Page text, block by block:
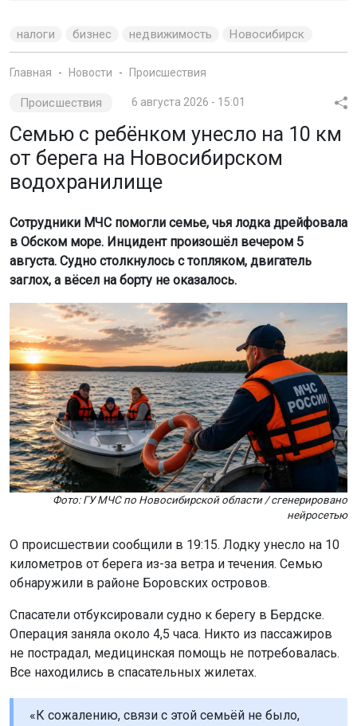
налоги бизнес недвижимость Новосибирск
Главная Новости Происшествия
Происшествия 6 августа 2026 - 15:01
Семью с ребёнком унесло на 10 км
от берега на Новосибирском
водохранилище
Сотрудники МЧС помогли семье, чья лодка дрейфовала
в Обском море. Инцидент произошёл вечером 5
августа. Судно столкнулось с топляком, двигатель
заглох, а вёсел на борту не оказалось.
Фото: ГУ МЧС по Новосибирской области / сгенерировано
нейросетью
О происшествии сообщили в 19:15. Лодку унесло на 10
километров от берега из-за ветра и течения. Семью
обнаружили в районе Боровских островов.
Спасатели отбуксировали судно к берегу в Бердске.
Операция заняла около 4,5 часа. Никто из пассажиров
не пострадал, медицинская помощь не потребовалась.
Все находились в спасательных жилетах.
«К сожалению, связи с этой семьёй не было,